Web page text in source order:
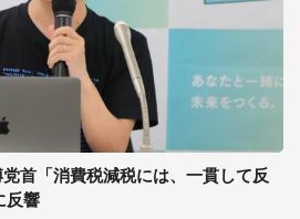
首「消費税減税には、一貫して反
反響